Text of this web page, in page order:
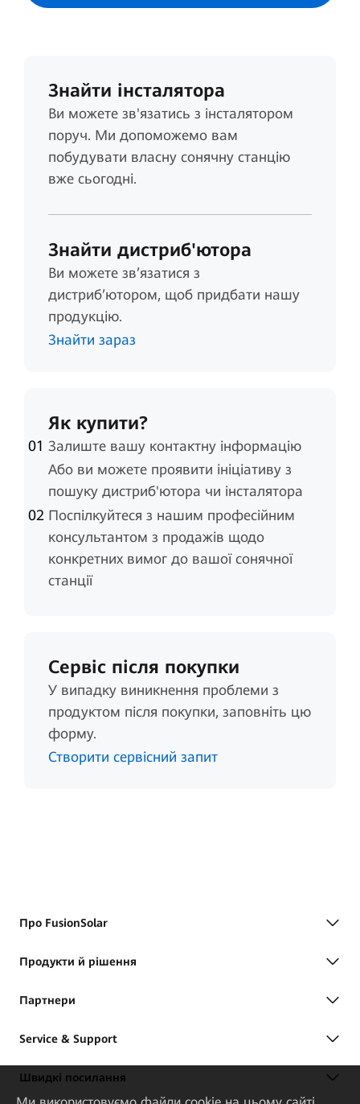
Знайти інсталятора
Ви можете зв'язатись з інсталятором
поруч. Ми допоможемо вам
побудувати власну сонячну станцію
вже сьогодні.
Знайти дистриб'ютора
Ви можете зв’язатися з
дистриб’ютором, щоб придбати нашу
продукцію.
Знайти зараз
Як купити?
Залиште вашу контактну інформацію
Або ви можете проявити ініціативу з
пошуку дистриб'ютора чи інсталятора
Поспілкуйтеся з нашим професійним
консультантом з продажів щодо
конкретних вимог до вашої сонячної
станції
Сервіс після покупки
У випадку виникнення проблеми з
продуктом після покупки, заповніть цю
форму.
Створити сервісний запит
Про FusionSolar
Продукти й рішення
Партнери
Service & Support
Швидкі посилання